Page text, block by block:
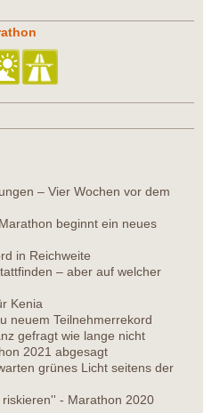
– Vier Wochen vor dem
beginnt ein neues
in Reichweite
– aber auf welcher
Kenia
neuem Teilnehmerrekord
gefragt wie lange nicht
2021 abgesagt
grünes Licht seitens der
- Marathon 2020